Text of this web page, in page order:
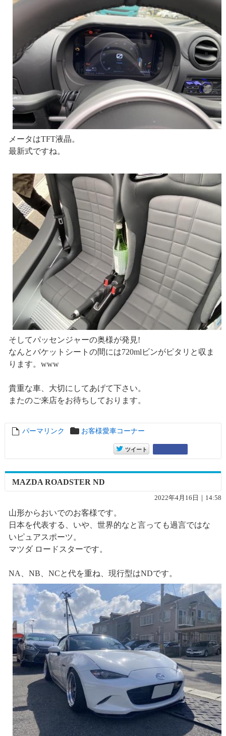
メータはTFT液晶。
最新式ですね。
そしてパッセンジャーの奥様が発見!
なんとバケットシートの間には720mlビンがピタリと収ま
ります。www
貴重な車、大切にしてあげて下さい。
またのご来店をお待ちしております。
entry16737
パーマリンク お客様愛車コーナー
entry16737
ツイート
MAZDA ROADSTER ND
2022年4月16日｜14:58
山形からおいでのお客様です。
日本を代表する、いや、世界的なと言っても過言ではな
いピュアスポーツ。
マツダ ロードスターです。
NA、NB、NCと代を重ね、現行型はNDです。